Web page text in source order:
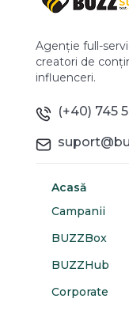
Agenție full-
creatori de
influenceri.
(+40) 745
Acasă
Campanii
BUZZBox
BUZZHub
Corporate